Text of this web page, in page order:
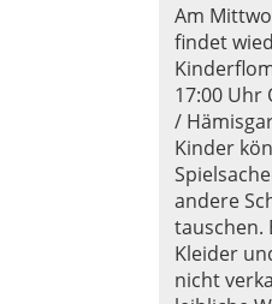
Am
findet
17:00 Uhr
/
Kinder
andere
tauschen.
Kleider
nicht